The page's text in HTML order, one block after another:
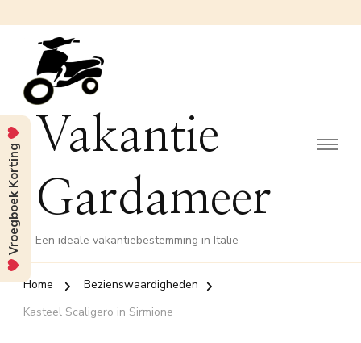
Vakantie
Gardameer
Een ideale vakantiebestemming in Italië
Home
Bezienswaardigheden
Kasteel Scaligero in Sirmione
Vroegboek Korting